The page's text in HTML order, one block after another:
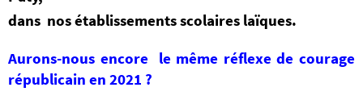
dans nos établissements scolaires laïques.
Aurons-nous encore le même réflexe de courage
républicain en 2021 ?